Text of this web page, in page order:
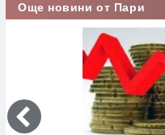
Още новини от Пари